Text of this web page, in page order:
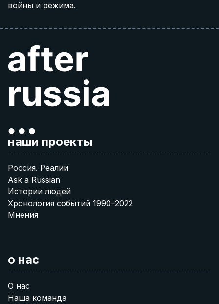
войны и режима.
наши проекты
Россия. Реалии
Ask a Russian
Истории людей
Хронология событий 1990–2022
Мнения
о нас
О нас
Наша команда